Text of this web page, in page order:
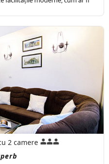
2 camere